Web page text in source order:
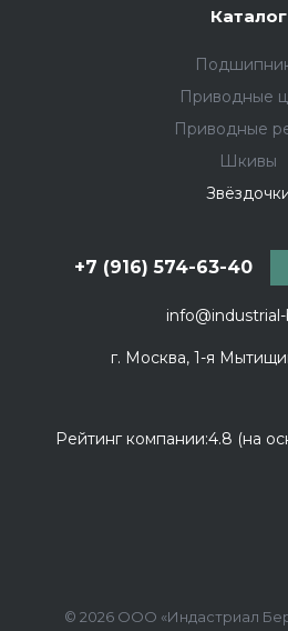
Каталог
Приводные
Приводные
Шкивы
+7 (916) 574-63-40
г. Москва, 1-я
Рейтинг компании:4.8 (на
© 2026 ООО «Индастриал